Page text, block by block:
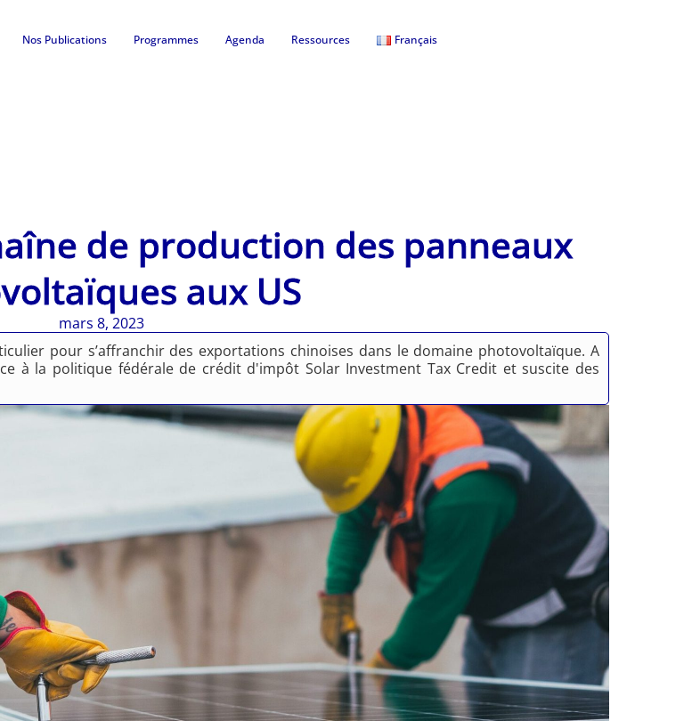
Nos Publications Programmes Agenda Ressources Français
de production des panneaux
aux US
mars 8, 2023
pour s’affranchir des exportations chinoises dans le domaine photovoltaïque. A
à la politique fédérale de crédit d'impôt Solar Investment Tax Credit et suscite des